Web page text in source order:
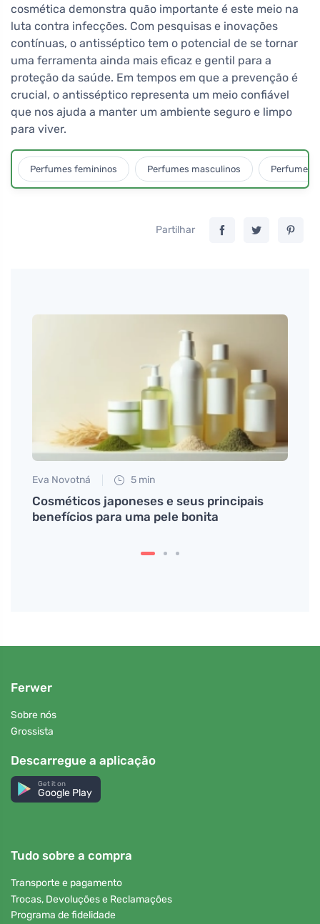
cosmética demonstra quão importante é este meio na
luta contra infecções. Com pesquisas e inovações
contínuas, o antisséptico tem o potencial de se tornar
uma ferramenta ainda mais eficaz e gentil para a
proteção da saúde. Em tempos em que a prevenção é
crucial, o antisséptico representa um meio confiável
que nos ajuda a manter um ambiente seguro e limpo
para viver.
Perfumes femininos Perfumes masculinos Perfumes
Partilhar
Eva Novotná 5 min
Cosméticos japoneses e seus principais
benefícios para uma pele bonita
Ferwer
Sobre nós
Grossista
Descarregue a aplicação
Get it on
Google Play
Tudo sobre a compra
Transporte e pagamento
Trocas, Devoluções e Reclamações
Programa de fidelidade